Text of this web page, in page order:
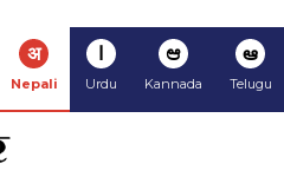
अ
Nepali
ا
Urdu
ಆ
Kannada
ఆ
Telugu